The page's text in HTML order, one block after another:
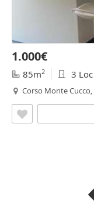
1.000€
85m2 3 Loc
Corso Monte Cucco,